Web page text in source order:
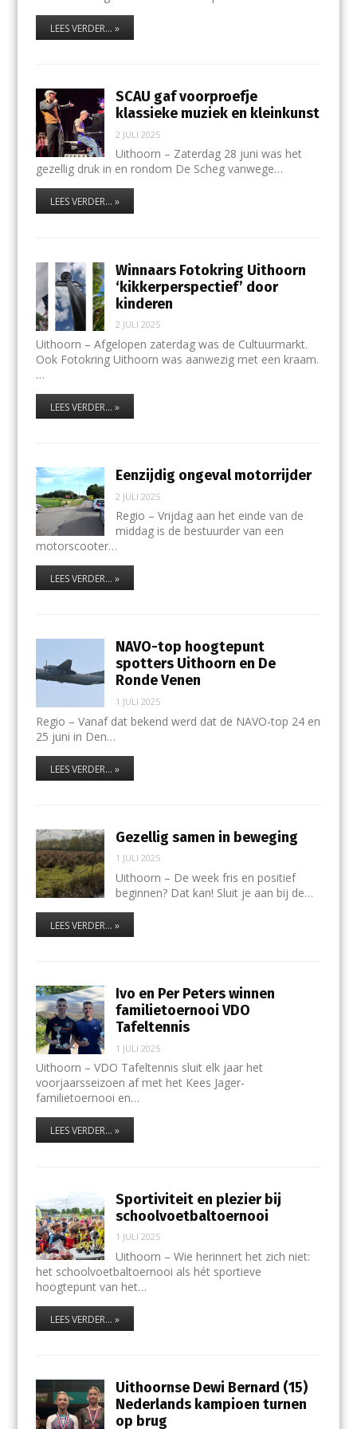
LEES VERDER... »
SCAU gaf voorproefje
klassieke muziek en kleinkunst
2 JULI 2025
Uithoorn – Zaterdag 28 juni was het
gezellig druk in en rondom De Scheg vanwege…
LEES VERDER... »
Winnaars Fotokring Uithoorn
‘kikkerperspectief’ door
kinderen
2 JULI 2025
Uithoorn – Afgelopen zaterdag was de Cultuurmarkt.
Ook Fotokring Uithoorn was aanwezig met een kraam.
…
LEES VERDER... »
Eenzijdig ongeval motorrijder
2 JULI 2025
Regio – Vrijdag aan het einde van de
middag is de bestuurder van een
motorscooter…
LEES VERDER... »
NAVO-top hoogtepunt
spotters Uithoorn en De
Ronde Venen
1 JULI 2025
Regio – Vanaf dat bekend werd dat de NAVO-top 24 en
25 juni in Den…
LEES VERDER... »
Gezellig samen in beweging
1 JULI 2025
Uithoorn – De week fris en positief
beginnen? Dat kan! Sluit je aan bij de…
LEES VERDER... »
Ivo en Per Peters winnen
familietoernooi VDO
Tafeltennis
1 JULI 2025
Uithoorn – VDO Tafeltennis sluit elk jaar het
voorjaarsseizoen af met het Kees Jager-
familietoernooi en…
LEES VERDER... »
Sportiviteit en plezier bij
schoolvoetbaltoernooi
1 JULI 2025
Uithoorn – Wie herinnert het zich niet:
het schoolvoetbaltoernooi als hét sportieve
hoogtepunt van het…
LEES VERDER... »
Uithoornse Dewi Bernard (15)
Nederlands kampioen turnen
op brug